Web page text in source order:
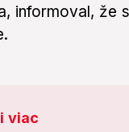
informoval, že
viac